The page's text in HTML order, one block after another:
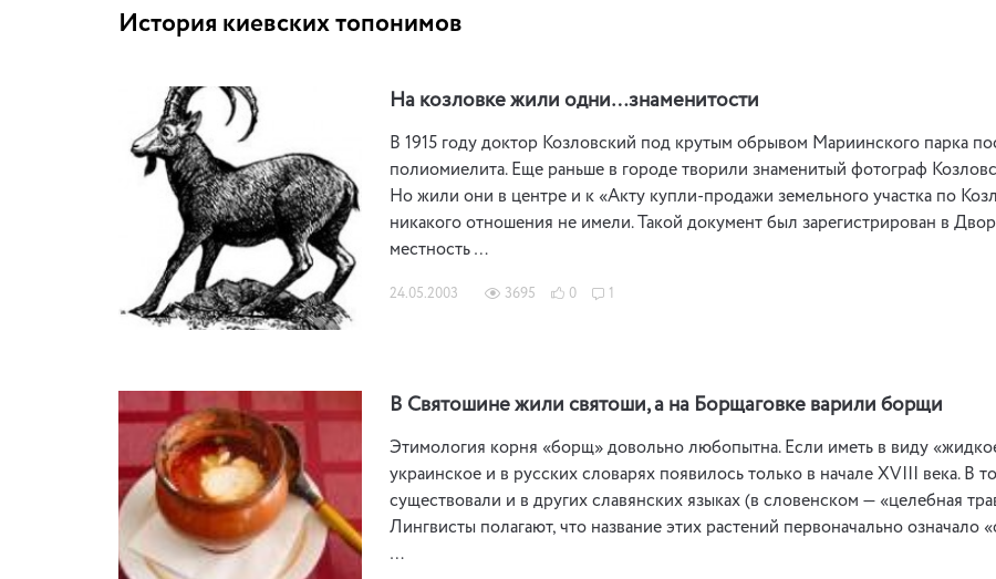
История киевских топонимов
На козловке жили одни…знаменитости
В 1915 году доктор Козловский под крутым обрывом Мариинского парка
полиомиелита. Еще раньше в городе творили знаменитый фотограф
Но жили они в центре и к «Акту купли-продажи земельного участка по
никакого отношения не имели. Такой документ был зарегистрирован в
местность …
24.05.2003 3695 0
В Святошине жили святоши, а на Борщаговке варили борщи
Этимология корня «борщ» довольно любопытна. Если иметь в виду
украинское и в русских словарях появилось только в начале ХVIII века. В
существовали и в других славянских языках (в словенском — «целебная
Лингвисты полагают, что название этих растений первоначально означало
…